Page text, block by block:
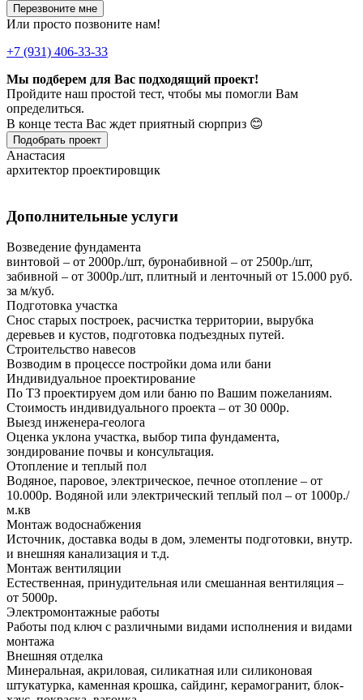
Перезвоните мне
Или просто позвоните нам!
+7 (931) 406-33-33
Мы подберем для Вас подходящий проект!
Пройдите наш простой тест, чтобы мы помогли Вам
определиться.
В конце теста Вас ждет приятный сюрприз 😊
Подобрать проект
Анастасия
архитектор проектировщик
Дополнительные услуги
Возведение фундамента
винтовой – от 2000р./шт, буронабивной – от 2500р./шт,
забивной – от 3000р./шт, плитный и ленточный от 15.000 руб.
за м/куб.
Подготовка участка
Снос старых построек, расчистка территории, вырубка
деревьев и кустов, подготовка подъездных путей.
Строительство навесов
Возводим в процессе постройки дома или бани
Индивидуальное проектирование
По ТЗ проектируем дом или баню по Вашим пожеланиям.
Стоимость индивидуального проекта – от 30 000р.
Выезд инженера-геолога
Оценка уклона участка, выбор типа фундамента,
зондирование почвы и консультация.
Отопление и теплый пол
Водяное, паровое, электрическое, печное отопление – от
10.000р. Водяной или электрический теплый пол – от 1000р./
м.кв
Монтаж водоснабжения
Источник, доставка воды в дом, элементы подготовки, внутр.
и внешняя канализация и т.д.
Монтаж вентиляции
Естественная, принудительная или смешанная вентиляция –
от 5000р.
Электромонтажные работы
Работы под ключ с различными видами исполнения и видами
монтажа
Внешняя отделка
Минеральная, акриловая, силикатная или силиконовая
штукатурка, каменная крошка, сайдинг, керамогранит, блок-